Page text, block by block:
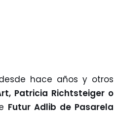
hace años y otros
Patricia Richtsteiger o
Futur Adlib de Pasarela